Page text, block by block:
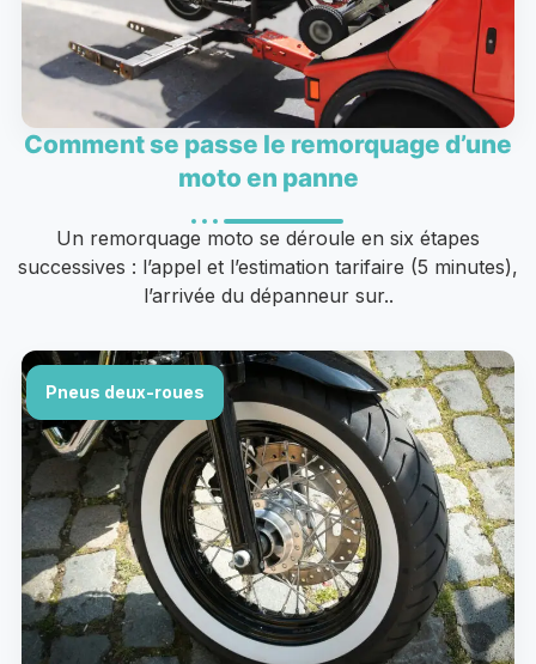
Comment se passe le remorquage d’une
moto en panne
Un remorquage moto se déroule en six étapes
successives : l’appel et l’estimation tarifaire (5 minutes),
l’arrivée du dépanneur sur..
Pneus deux-roues